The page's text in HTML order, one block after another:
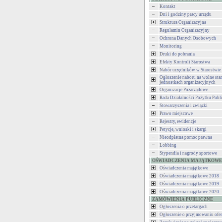
Kontakt
Dni i godziny pracy urzędu
Struktura Organizacyjna
Regulamin Organizacyjny
Ochrona Danych Osobowych
Monitoring
Druki do pobrania
Efekty Kontroli Starostwa
Nabór urzędników w Starostwie
Ogłoszenie naboru na wolne
jednostkach organizacyjnych
Organizacje Pozarządowe
Rada Działalności Pożytku
Stowarzyszenia i związki
Prawo miejscowe
Rejestry, ewidencje
Petycje, wnioski i skargi
Nieodpłatna pomoc prawna
Lobbing
Stypendia i nagrody sportowe
OŚWIADCZENIA MAJĄTKOWE
Oświadczenia majątkowe
Oświadczenia majątkowe 2018
Oświadczenia majątkowe 2019
Oświadczenia majątkowe 2020
ZAMÓWIENIA PUBLICZNE
Ogłoszenia o przetargach
Ogłoszenie o przyjmowaniu